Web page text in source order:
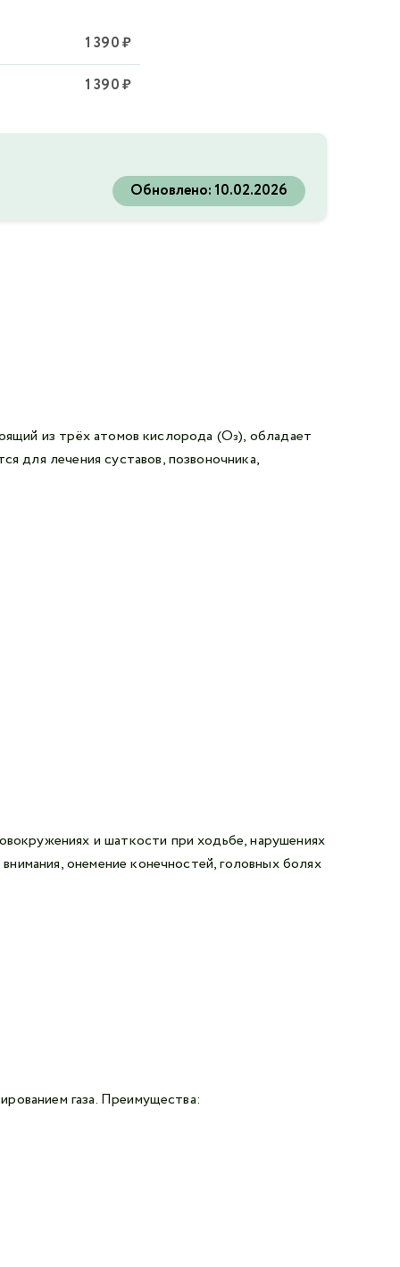
1 390 ₽
1 390 ₽
Обновлено:10.02.2026
из трёх атомов кислорода (O₃), обладает
для лечения суставов, позвоночника,
и шаткости при ходьбе, нарушениях
онемение конечностей, головных болях
газа. Преимущества: